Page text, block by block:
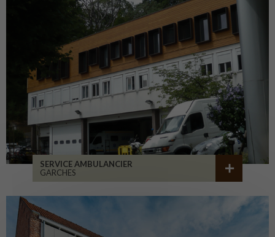
SERVICE AMBULANCIER
GARCHES